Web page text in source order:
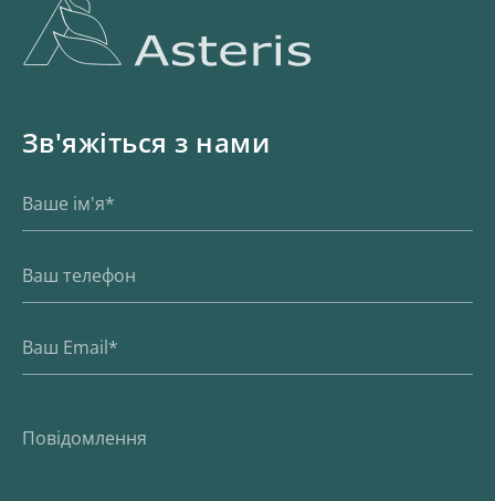
Зв'яжіться з нами